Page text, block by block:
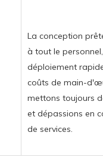
La conception
à tout le
déploiement
coûts de main-
mettons toujours
et dépassions en
de services.